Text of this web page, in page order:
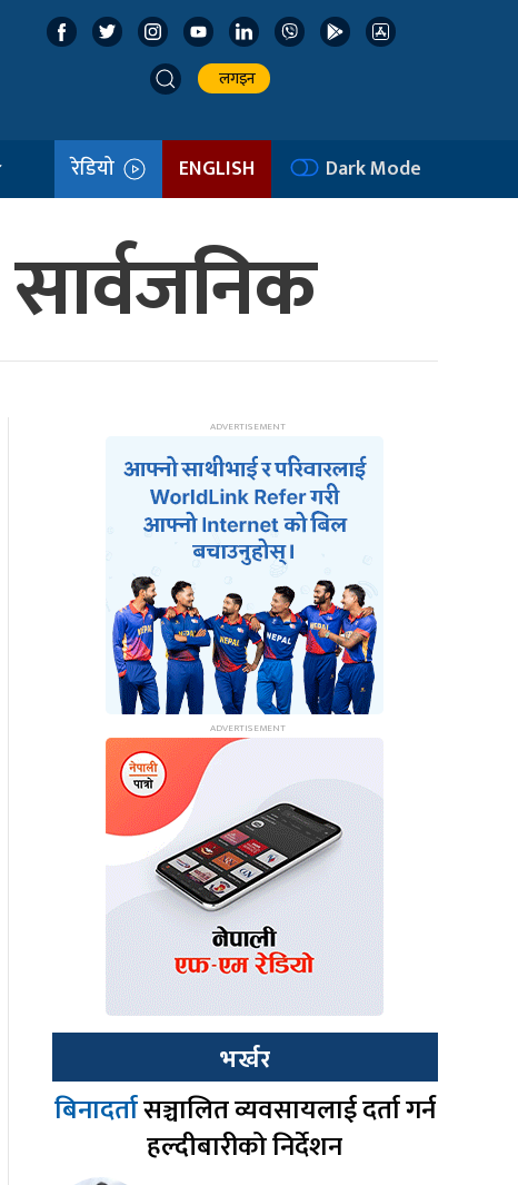
लगइन
रेडियो ENGLISH Dark Mode
भर्खर
बिनादर्तासञ्चालित व्यवसायलाई दर्ता गर्न
हल्दीबारीको निर्देशन